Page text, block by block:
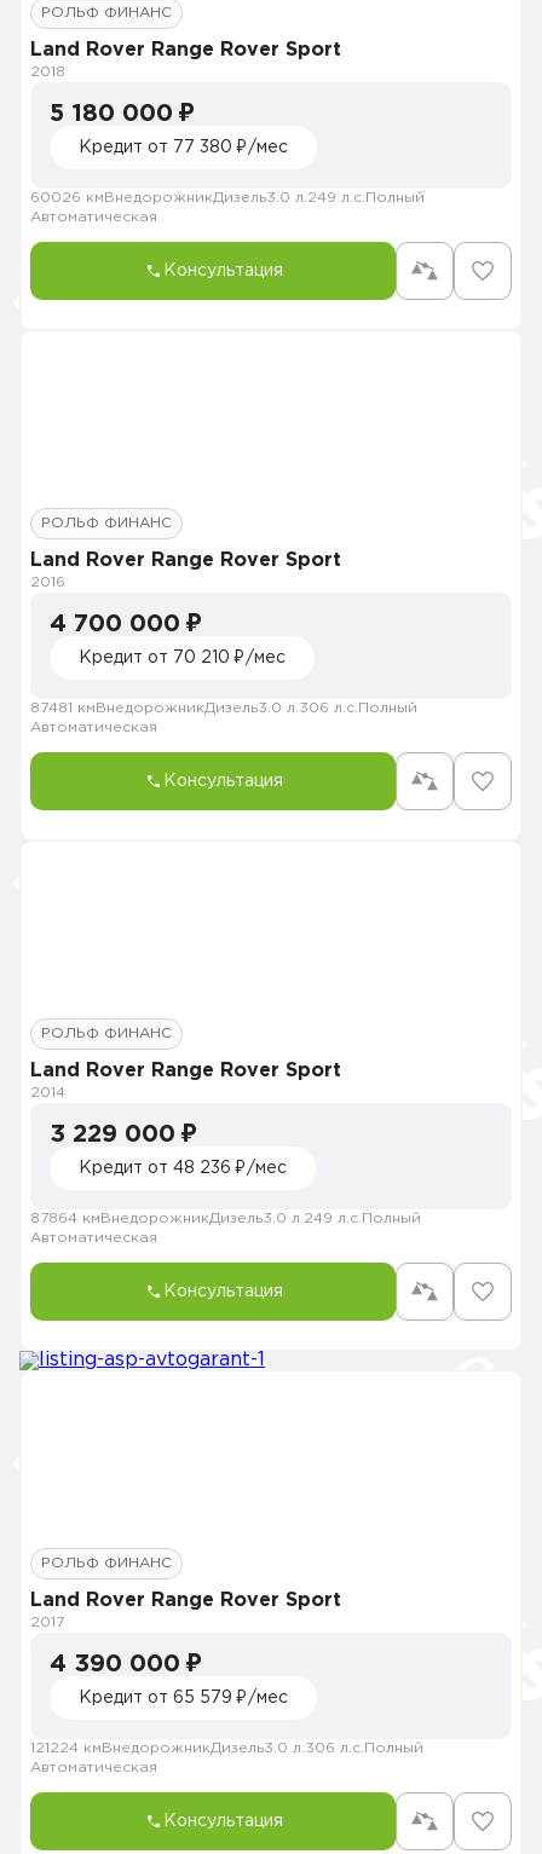
РОЛЬФ ФИНАНС
Land Rover Range Rover Sport
2018
5 180 000 ₽
Кредит от 77 380 ₽/мес
60026 км ВнедорожникДизель3.0 л. 249 л.с. Полный
Автоматическая
Консультация
РОЛЬФ ФИНАНС
Land Rover Range Rover Sport
2016
4 700 000 ₽
Кредит от 70 210 ₽/мес
87481 км ВнедорожникДизель3.0 л. 306 л.с. Полный
Автоматическая
Консультация
РОЛЬФ ФИНАНС
Land Rover Range Rover Sport
2014
3 229 000 ₽
Кредит от 48 236 ₽/мес
87864 км ВнедорожникДизель3.0 л. 249 л.с. Полный
Автоматическая
Консультация
РОЛЬФ ФИНАНС
Land Rover Range Rover Sport
2017
4 390 000 ₽
Кредит от 65 579 ₽/мес
121224 км ВнедорожникДизель3.0 л. 306 л.с. Полный
Автоматическая
Консультация